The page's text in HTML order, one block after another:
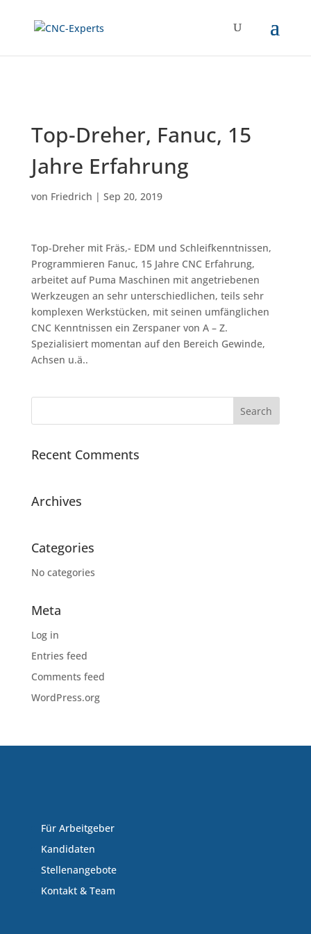
Top-Dreher, Fanuc, 15
Jahre Erfahrung
von Friedrich | Sep 20, 2019
Top-Dreher mit Fräs,- EDM und Schleifkenntnissen,
Programmieren Fanuc, 15 Jahre CNC Erfahrung,
arbeitet auf Puma Maschinen mit angetriebenen
Werkzeugen an sehr unterschiedlichen, teils sehr
komplexen Werkstücken, mit seinen umfänglichen
CNC Kenntnissen ein Zerspaner von A – Z.
Spezialisiert momentan auf den Bereich Gewinde,
Achsen u.ä..
Recent Comments
Archives
Categories
No categories
Meta
Log in
Entries feed
Comments feed
WordPress.org
Für Arbeitgeber
Kandidaten
Stellenangebote
Kontakt & Team